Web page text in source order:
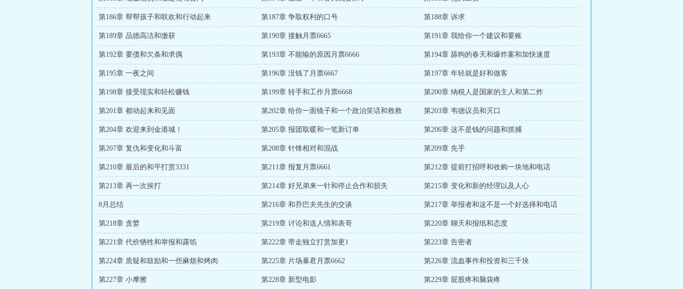
第186章 帮帮孩子和联欢和行动起来 第187章 争取权利的口号 第188章 诉求
第189章 品德高洁和缴获 第190章 接触月票6665 第191章 我给你一个建议和要账
第192章 要债和欠条和求偶 第193章 不能输的原因月票6666 第194章 舔狗的春天和爆炸案和加快速度
第195章 一夜之间 第196章 没钱了月票6667 第197章 年轻就是好和做客
第198章 接受现实和轻松赚钱 第199章 转手和工作月票6668 第200章 纳税人是国家的主人和第二炸
第201章 都动起来和见面 第202章 给你一面镜子和一个政治笑话和救救 第203章 韦德议员和灭口
第204章 欢迎来到金港城！ 第205章 报团取暖和一笔新订单 第206章 这不是钱的问题和抓捕
第207章 复仇和变化和斗富 第208章 针锋相对和混战 第209章 先手
第210章 最后的和平打赏3331 第211章 报复月票6661 第212章 提前打招呼和收购一块地和电话
第213章 再一次挨打 第214章 好兄弟来一针和停止合作和损失 第215章 变化和新的经理以及人心
8月总结 第216章 和乔巴夫先生的交谈 第217章 举报者和这不是一个好选择和电话
第218章 贪婪 第219章 讨论和送人情和表哥 第220章 聊天和报纸和态度
第221章 代价牺牲和举报和露馅 第222章 带走独立打赏加更1 第223章 告密者
第224章 质疑和鼓励和一些麻烦和烤肉 第225章 片场暴君月票6662 第226章 流血事件和投资和三千块
第227章 小摩擦 第228章 新型电影 第229章 屁股疼和脑袋疼